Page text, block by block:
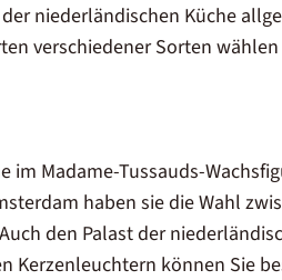
niederländischen Küche
verschiedener Sorten
im Madame-Tussauds-
haben sie die Wahl
den Palast der
Kerzenleuchtern können Sie